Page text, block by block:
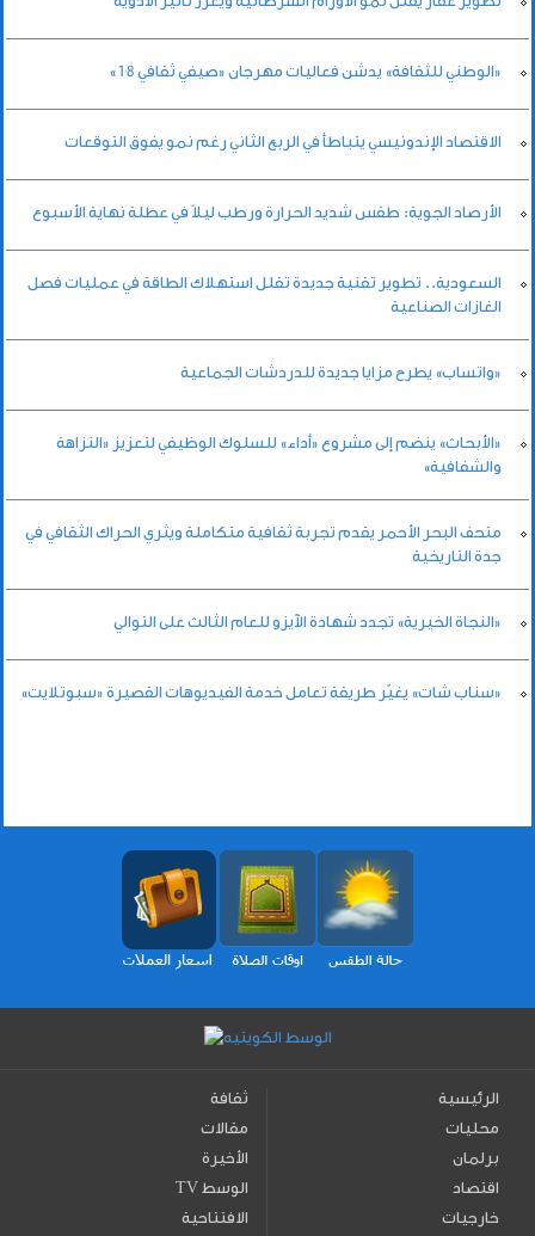
«الوطني للثقافة» يدشن فعاليات مهرجان «صيفي ثقافي 18»
الاقتصاد الإندونيسي يتباطأ في الربع الثاني رغم نمو يفوق التوقعات
الأرصاد الجوية: طقس شديد الحرارة ورطب ليلاً في عطلة نهاية الأسبوع
السعودية.. تطوير تقنية جديدة تقلل استهلاك الطاقة في عمليات فصل
الغازات الصناعية
«واتساب» يطرح مزايا جديدة للدردشات الجماعية
«الأبحاث» ينضم إلى مشروع «أداء» للسلوك الوظيفي لتعزيز «النزاهة
والشفافية»
متحف البحر الأحمر يقدم تجربة ثقافية متكاملة ويثري الحراك الثقافي في
جدة التاريخية
«النجاة الخيرية» تجدد شهادة الآيزو للعام الثالث على التوالي
«سناب شات» يغيّر طريقة تعامل خدمة الفيديوهات القصيرة «سبوتلايت»
الرئيسية
محليات
برلمان
اقتصاد
خارجيات
ثقافة
مقالات
الأخيرة
TV الوسط
الافتتاحية